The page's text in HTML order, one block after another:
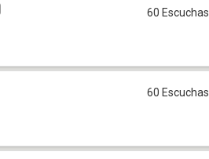
60 Escuchas
60 Escuchas